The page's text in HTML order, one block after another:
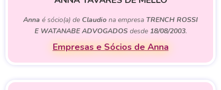
Anna é sócio(a) de Claudio na empresa TRENCH ROSSI
E WATANABE ADVOGADOSdesde 18/08/2003.
Empresas e Sócios de Anna